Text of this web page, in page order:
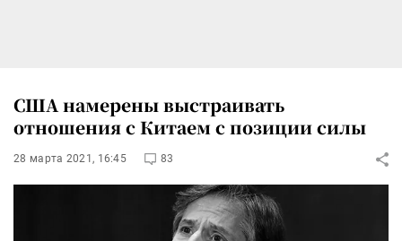
США намерены выстраивать
отношения с Китаем с позиции силы
28 марта 2021, 16:45 83